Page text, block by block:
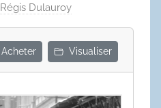
Régis Dulauroy
Acheter Visualiser